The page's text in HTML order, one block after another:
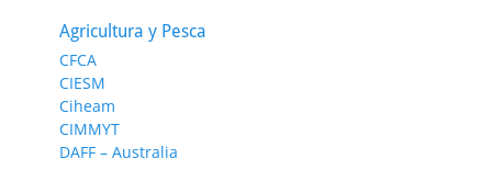
Agricultura y Pesca
CFCA
CIESM
Ciheam
CIMMYT
DAFF – Australia